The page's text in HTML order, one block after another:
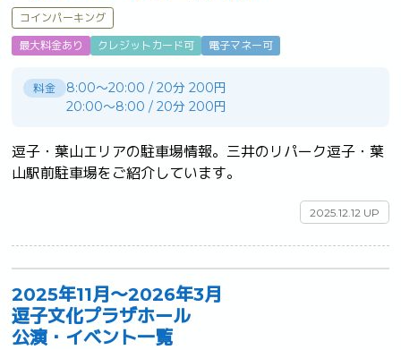
コインパーキング
最大料金あり クレジットカード可 電子マネー可
料金
8:00〜20:00 / 20分 200円
20:00〜8:00 / 20分 200円
逗子・葉山エリアの駐車場情報。三井のリパーク逗子・葉
2025.12.12 UP
2025年11月～2026年3月
逗子文化プラザホール
公演・イベント一覧